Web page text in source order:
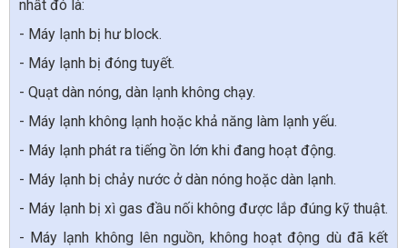
nhất đó là:
- Máy lạnh bị hư block.
- Máy lạnh bị đóng tuyết.
- Quạt dàn nóng, dàn lạnh không chạy.
- Máy lạnh không lạnh hoặc khả năng làm lạnh yếu.
- Máy lạnh phát ra tiếng ồn lớn khi đang hoạt động.
- Máy lạnh bị chảy nước ở dàn nóng hoặc dàn lạnh.
- Máy lạnh bị xì gas đầu nối không được lắp đúng kỹ thuật.
- Máy lạnh không lên nguồn, không hoạt động dù đã kết